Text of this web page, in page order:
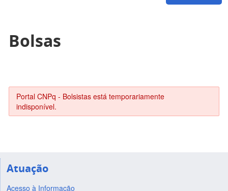
Bolsas
Portal CNPq - Bolsistas está temporariamente
indisponível.
Atuação
Acesso à Informação